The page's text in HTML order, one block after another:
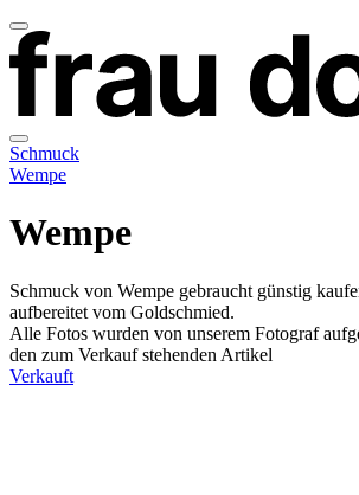
Schmuck
Wempe
Wempe
Schmuck von Wempe gebraucht günstig
aufbereitet vom Goldschmied.
Alle Fotos wurden von unserem Fotograf
den zum Verkauf stehenden Artikel
Verkauft